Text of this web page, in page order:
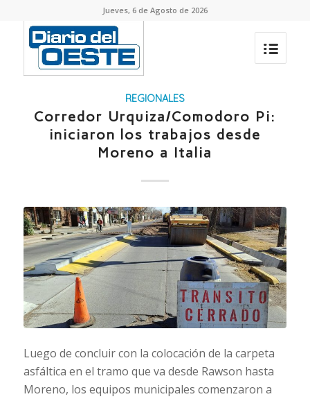
Jueves, 6 de Agosto de 2026
REGIONALES
Corredor Urquiza/Comodoro Pi:
iniciaron los trabajos desde
Moreno a Italia
Luego de concluir con la colocación de la carpeta
asfáltica en el tramo que va desde Rawson hasta
Moreno, los equipos municipales comenzaron a